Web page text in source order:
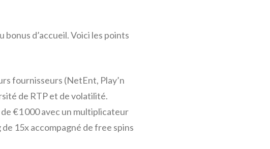
d’accueil. Voici les points
fournisseurs (NetEnt, Play’n
de RTP et de volatilité.
€1 000 avec un multiplicateur
15x accompagné de free spins